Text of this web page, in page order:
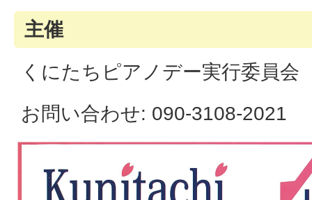
主催
くにたちピアノデー実行委員会
お問い合わせ: 090-3108-2021